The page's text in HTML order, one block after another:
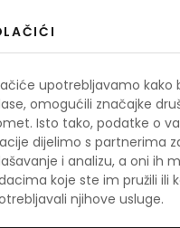
Nanesite na
Količina i
Količina: 50
Dioxide,
Pentylene
upotrebljavamo kako
omogućili značajke
Isto tako, podatke o
dijelimo s partnerima
i analizu, a oni ih
koje ste im pružili ili
njihove usluge.